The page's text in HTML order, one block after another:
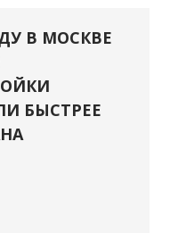
В МОСКВЕ
БЫСТРЕЕ